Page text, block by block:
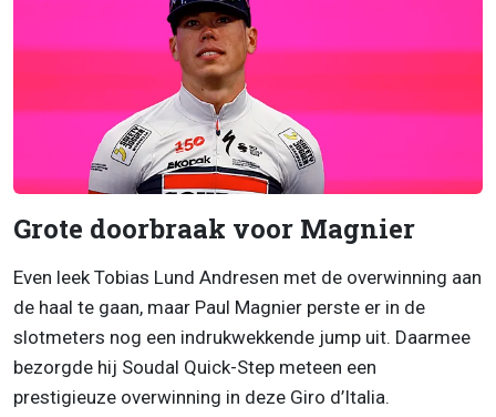
Grote doorbraak voor Magnier
Even leek Tobias Lund Andresen met de overwinning aan
de haal te gaan, maar Paul Magnier perste er in de
slotmeters nog een indrukwekkende jump uit. Daarmee
bezorgde hij Soudal Quick-Step meteen een
prestigieuze overwinning in deze Giro d’Italia.